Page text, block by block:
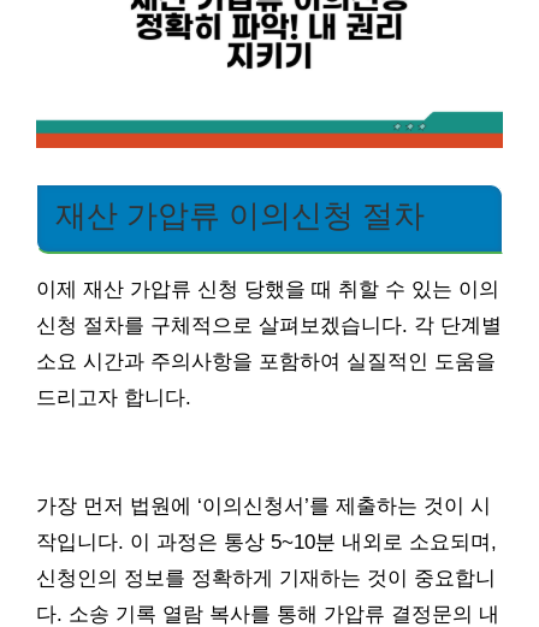
재산 가압류 이의신청 절차
이제 재산 가압류 신청 당했을 때 취할 수 있는 이의
신청 절차를 구체적으로 살펴보겠습니다. 각 단계별
소요 시간과 주의사항을 포함하여 실질적인 도움을
드리고자 합니다.
가장 먼저 법원에 ‘이의신청서’를 제출하는 것이 시
작입니다. 이 과정은 통상 5~10분 내외로 소요되며,
신청인의 정보를 정확하게 기재하는 것이 중요합니
다. 소송 기록 열람 복사를 통해 가압류 결정문의 내